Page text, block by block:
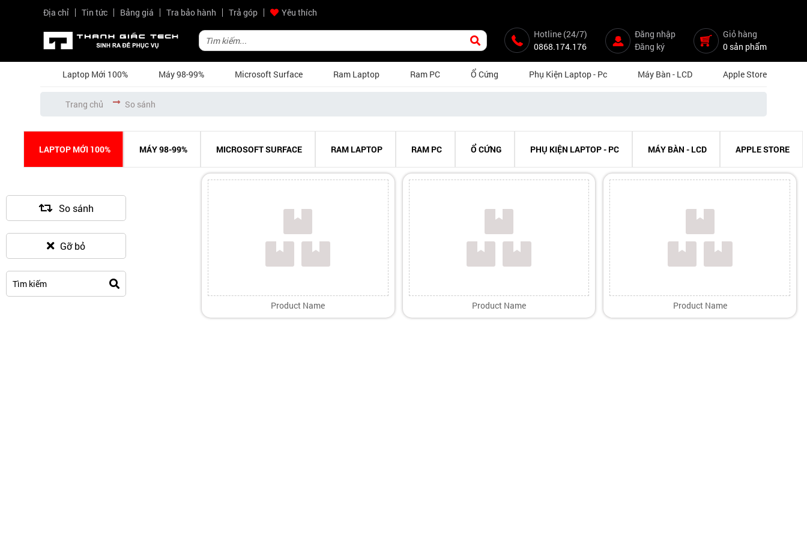
Địa chỉ Tin tức Bảng giá Tra bảo hành Trả góp
Yêu thích
Hotline (24/7)
0868.174.176
Đăng nhập
Đăng ký
Giỏ hàng
0 sản phẩm
Laptop Mới 100% Máy 98-99% Microsoft Surface Ram Laptop Ram PC Ổ Cứng Phụ Kiện Laptop - Pc Máy Bàn - LCD Apple Store
Trang chủ So sánh
LAPTOP MỚI 100% MÁY 98-99% MICROSOFT SURFACE RAM LAPTOP RAM PC Ổ CỨNG PHỤ KIỆN LAPTOP - PC MÁY BÀN - LCD APPLE STORE
So sánh
Gỡ bỏ
Product Name Product Name Product Name